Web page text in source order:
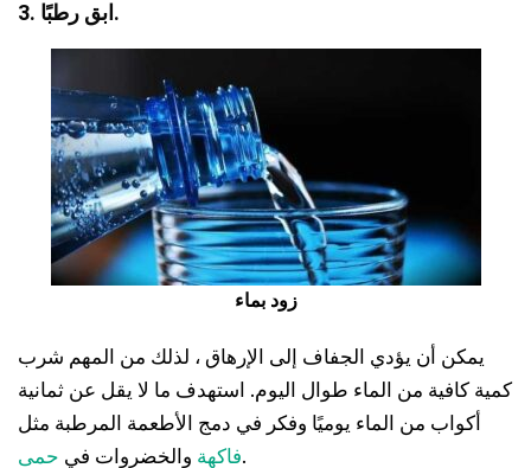
3. ابق رطبًا.
زود بماء
يمكن أن يؤدي الجفاف إلى الإرهاق ، لذلك من المهم شرب
كمية كافية من الماء طوال اليوم. استهدف ما لا يقل عن ثمانية
أكواب من الماء يوميًا وفكر في دمج الأطعمة المرطبة مثل
فاكهة والخضروات في حمى .